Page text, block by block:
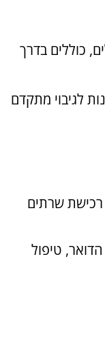
כוללים בדרך
לגיבוי מתקדם
רכישת שרתים
טיפול